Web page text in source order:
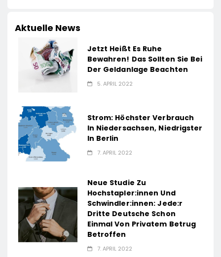
Aktuelle News
Jetzt Heißt Es Ruhe
Bewahren! Das Sollten Sie Bei
Der Geldanlage Beachten
5. APRIL 2022
Strom: Höchster Verbrauch
In Niedersachsen, Niedrigster
In Berlin
7. APRIL 2022
Neue Studie Zu
Hochstapler:innen Und
Schwindler:innen: Jede:r
Dritte Deutsche Schon
Einmal Von Privatem Betrug
Betroffen
7. APRIL 2022